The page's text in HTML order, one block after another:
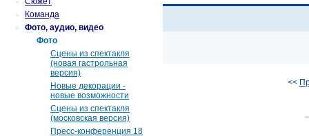
Команда
Фото, аудио, видео
Фото
Сцены из спектакля
(новая гастрольная
версия)
Новые декорации -
новые возможности
Сцены из спектакля
(московская версия)
Пресс-конференция 18
<<